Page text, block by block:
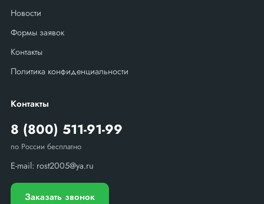
Новости
Формы заявок
Контакты
Политика конфиденциальности
Контакты
8 (800) 511-91-99
по России бесплатно
E-mail: rost2005@ya.ru
Заказать звонок